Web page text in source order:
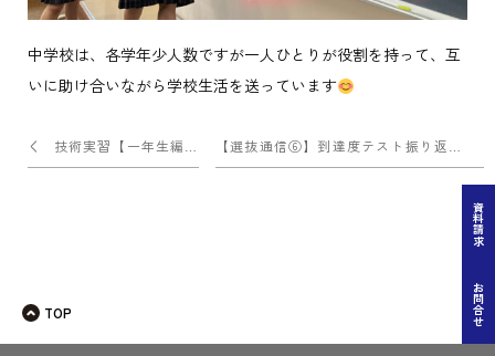
中学校は、各学年少人数ですが一人ひとりが役割を持って、互
いに助け合いながら学校生活を送っています
投
稿
ショ
技術実習【一年生編①】 【選抜通信⑥】到達度テスト振り返り会
TOP
資料請求
お問合せ